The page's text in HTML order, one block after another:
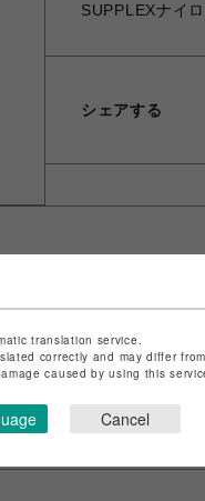
SUPPLEXナイ
シェアする
表記はこちら
translation service.
correctly and may differ
caused by using this
Cancel